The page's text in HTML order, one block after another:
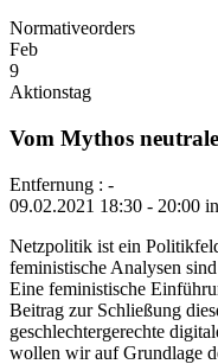
Normativeorders
Feb
9
Aktionstag
Vom Mythos
Entfernung : -
09.02.2021 18:30 - 20:00
Netzpolitik ist ein
feministische Analysen
Eine feministische
Beitrag zur Schließung
geschlechtergerechte
wollen wir auf Grundlage